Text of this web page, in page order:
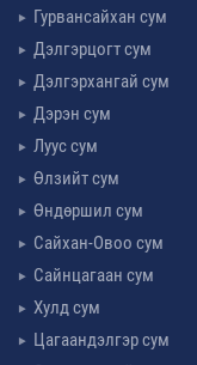
Гурвансайхан сум
Дэлгэрцогт сум
Дэлгэрхангай сум
Дэрэн сум
Луус сум
Өлзийт сум
Өндөршил сум
Сайхан-Овоо сум
Сайнцагаан сум
Хулд сум
Цагаандэлгэр сум